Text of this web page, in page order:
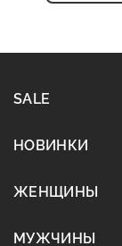
SALE
НОВИНКИ
ЖЕНЩИНЫ
МУЖЧИНЫ